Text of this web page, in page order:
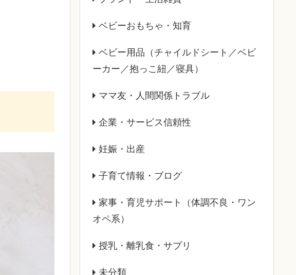
ベビーおもちゃ・知育
ベビー用品（チャイルドシート／ベビ
ーカー／抱っこ紐／寝具）
ママ友・人間関係トラブル
企業・サービス信頼性
妊娠・出産
子育て情報・ブログ
家事・育児サポート（体調不良・ワン
オペ系）
授乳・離乳食・サプリ
未分類